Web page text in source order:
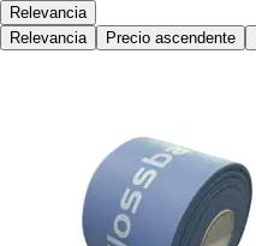
Relevancia
Relevancia
Precio ascendente